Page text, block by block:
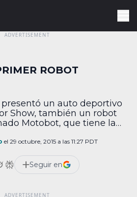
ROBOT
un auto deportivo
Show, también un robot
Motobot, que tiene la
claro: superar al
robot es capaz de pilotar
con la que […]
el 29 octubre, 2015 a las 11:27 PDT
Seguir en